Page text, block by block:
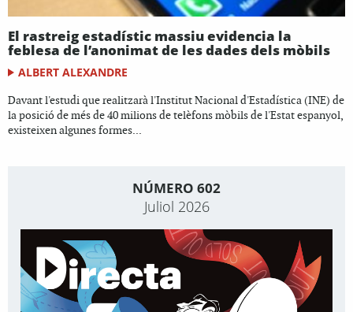
El rastreig estadístic massiu evidencia la
feblesa de l’anonimat de les dades dels mòbils
ALBERT ALEXANDRE
Davant l'estudi que realitzarà l'Institut Nacional d'Estadística (INE) de
la posició de més de 40 milions de telèfons mòbils de l'Estat espanyol,
existeixen algunes formes...
NÚMERO 602
Juliol 2026